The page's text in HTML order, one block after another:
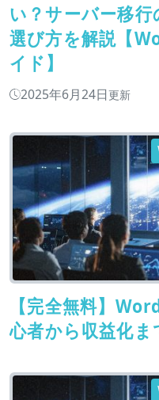
い？サーバー移行
選び方を解説【
イド】
2025年6月24日更新
【完全無料】
心者から収益化